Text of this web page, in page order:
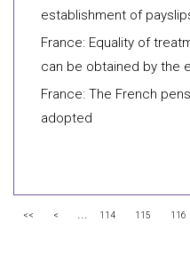
establishment of
France: Equality of
can be obtained by the
France: The French
adopted
<< < ... 114 115 116